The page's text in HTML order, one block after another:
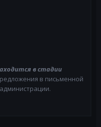
в стадии
в письменной